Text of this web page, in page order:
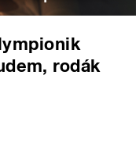
rodák